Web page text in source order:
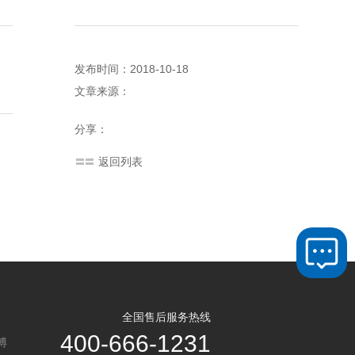
发布时间：2018-10-18
文章来源：
分享：
返回列表
全国售后服务热线
400-666-1231